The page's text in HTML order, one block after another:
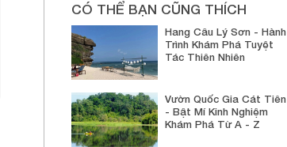
CÓ THỂ BẠN CŨNG THÍCH
Hang Câu Lý Sơn - Hành
Trình Khám Phá Tuyệt
Tác Thiên Nhiên
Vườn Quốc Gia Cát Tiên
- Bật Mí Kinh Nghiệm
Khám Phá Từ A - Z